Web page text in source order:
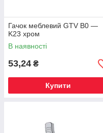
Гачок меблевий GTV B0 —
K23 хром
В наявності
53,24 ₴
Купити